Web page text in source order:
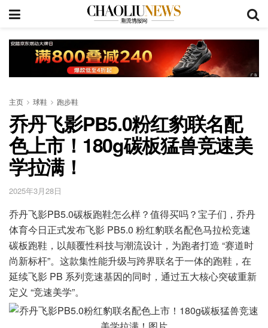
主页 球鞋 跑步鞋
乔丹飞影PB5.0粉红豹联名配
色上市！180g碳板猛兽竞速美
学拉满！
2025年3月28日
乔丹飞影PB5.0碳板跑鞋怎么样？值得买吗？宝子们，乔丹
体育今日正式发布飞影 PB5.0 粉红豹联名配色马拉松竞速
碳板跑鞋，以颠覆性科技与潮流设计，为跑者打造 “赛道时
尚新标杆”。这款集性能升级与跨界联名于一体的跑鞋，在
延续飞影 PB 系列竞速基因的同时，通过五大核心突破重新
定义 “竞速美学”。